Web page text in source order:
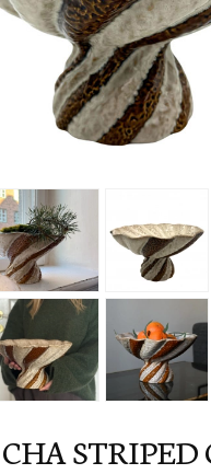
CHA